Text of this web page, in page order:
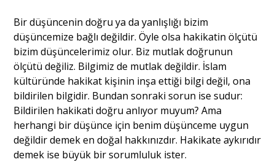
Bir düşüncenin doğru ya da yanlışlığı bizim
düşüncemize bağlı değildir. Öyle olsa hakikatin ölçütü
bizim düşüncelerimiz olur. Biz mutlak doğrunun
ölçütü değiliz. Bilgimiz de mutlak değildir. İslam
kültüründe hakikat kişinin inşa ettiği bilgi değil, ona
bildirilen bilgidir. Bundan sonraki sorun ise sudur:
Bildirilen hakikati doğru anlıyor muyum? Ama
herhangi bir düşünce için benim düşünceme uygun
değildir demek en doğal hakkınızdır. Hakikate aykırıdır
demek ise büyük bir sorumluluk ister.